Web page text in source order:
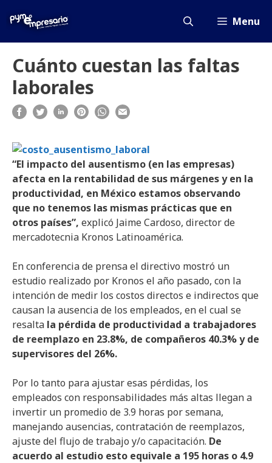
Menu
Cuánto cuestan las faltas
laborales
“El impacto del ausentismo (en las empresas)
afecta en la rentabilidad de sus márgenes y en la
productividad, en México estamos observando
que no tenemos las mismas prácticas que en
otros países”, explicó Jaime Cardoso, director de
mercadotecnia Kronos Latinoamérica.
En conferencia de prensa el directivo mostró un
estudio realizado por Kronos el año pasado, con la
intención de medir los costos directos e indirectos que
causan la ausencia de los empleados, en el cual se
resalta la pérdida de productividad a trabajadores
de reemplazo en 23.8%, de compañeros 40.3% y de
supervisores del 26%.
Por lo tanto para ajustar esas pérdidas, los
empleados con responsabilidades más altas llegan a
invertir un promedio de 3.9 horas por semana,
manejando ausencias, contratación de reemplazos,
ajuste del flujo de trabajo y/o capacitación. De
acuerdo al estudio esto equivale a 195 horas o 4.9